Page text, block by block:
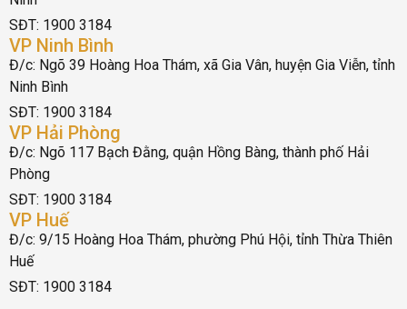
SĐT: 1900 3184
VP Ninh Bình
Đ/c: Ngõ 39 Hoàng Hoa Thám, xã Gia Vân, huyện Gia Viễn, tỉnh
Ninh Bình
SĐT: 1900 3184
VP Hải Phòng
Đ/c: Ngõ 117 Bạch Đằng, quận Hồng Bàng, thành phố Hải
Phòng
SĐT: 1900 3184
VP Huế
Đ/c: 9/15 Hoàng Hoa Thám, phường Phú Hội, tỉnh Thừa Thiên
Huế
SĐT: 1900 3184